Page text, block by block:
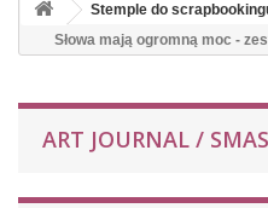
Stemple do
Słowa mają ogromną moc -
ART JOURNAL /